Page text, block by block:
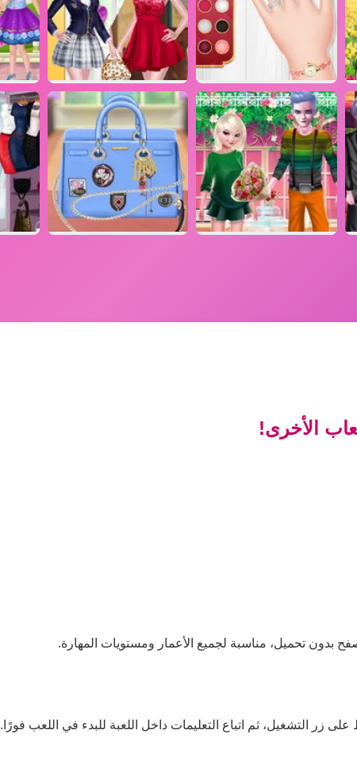
الأخرى!
بدون تحميل، مناسبة لجميع الأعمار ومستويات المهارة.
زر التشغيل، ثم اتباع التعليمات داخل اللعبة للبدء في اللعب فورًا.